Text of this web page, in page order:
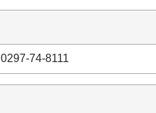
0297-74-8111